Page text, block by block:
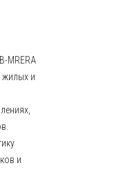
MRERA
жилых и
и